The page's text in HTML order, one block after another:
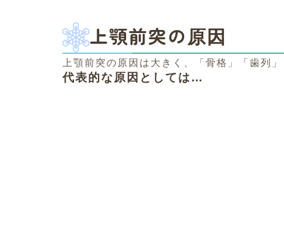
上顎前突の原因
上顎前突の原因は大きく、「骨格」「歯列
代表的な原因としては…